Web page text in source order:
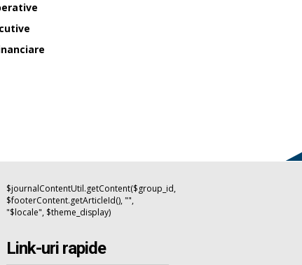
$journalContentUtil.getContent($group_id,
$footerContent.getArticleId(), "",
"$locale", $theme_display)
Link-uri rapide